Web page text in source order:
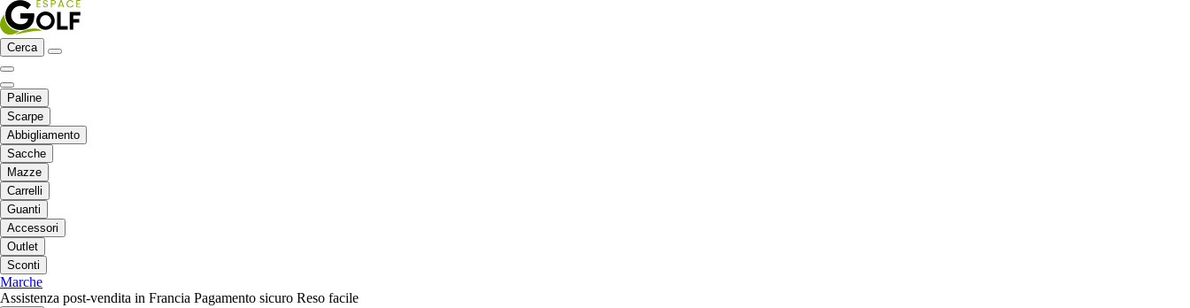
Cerca
Palline
Scarpe
Abbigliamento
Sacche
Mazze
Carrelli
Guanti
Accessori
Outlet
Sconti
Marche
Assistenza post-vendita in Francia Pagamento sicuro Reso facile